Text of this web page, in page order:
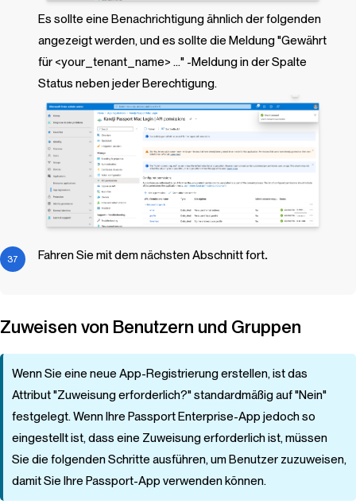
Es sollte eine Benachrichtigung ähnlich der folgenden
angezeigt werden, und es sollte die Meldung "Gewährt
für <your_tenant_name> ..." -Meldung in der Spalte
Status neben jeder Berechtigung.
Fahren Sie mit dem nächsten Abschnitt fort.
Zuweisen von Benutzern und Gruppen
Wenn Sie eine neue App-Registrierung erstellen, ist das
Attribut "Zuweisung erforderlich?" standardmäßig auf "Nein"
festgelegt. Wenn Ihre Passport Enterprise-App jedoch so
eingestellt ist, dass eine Zuweisung erforderlich ist, müssen
Sie die folgenden Schritte ausführen, um Benutzer zuzuweisen,
damit Sie Ihre Passport-App verwenden können.